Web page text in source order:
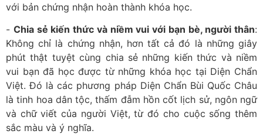
với bản chứng nhận hoàn thành khóa học.
- Chia sẻ kiến thức và niềm vui với bạn bè, người thân:
Không chỉ là chứng nhận, hơn tất cả đó là những giây
phút thật tuyệt cùng chia sẻ những kiến thức và niềm
vui bạn đã học được từ những khóa học tại Diện Chẩn
Việt. Đó là các phương pháp Diện Chẩn Bùi Quốc Châu
là tinh hoa dân tộc, thấm đẫm hồn cốt lịch sử, ngôn ngữ
và chữ viết của người Việt, từ đó cho cuộc sống thêm
sắc màu và ý nghĩa.